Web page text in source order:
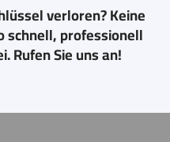
verloren? Keine
schnell, professionell
Rufen Sie uns an!